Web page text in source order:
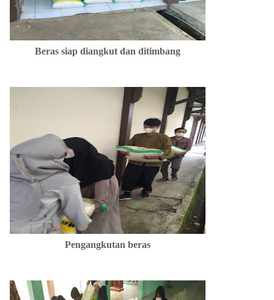
Beras siap diangkut dan ditimbang
Pengangkutan beras